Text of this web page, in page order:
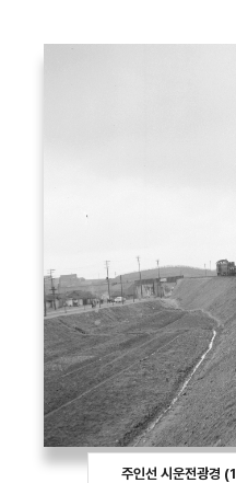
주인선 시운전광경